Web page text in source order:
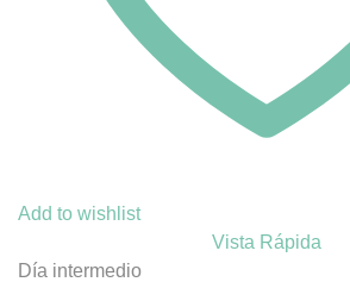
Add to wishlist
Vista Rápida
Día intermedio